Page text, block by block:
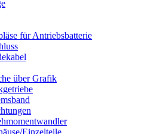
für Antriebsbatterie
über Grafik
Einzelteile